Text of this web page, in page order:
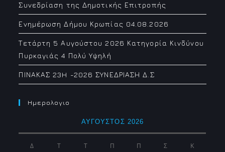
Συνεδρίαση της Δημοτικής Επιτροπής
Ενημέρωση Δήμου Κρωπίας 04.08.2026
Τετάρτη 5 Αυγούστου 2026 Κατηγορία Κινδύνου
Πυρκαγιάς 4 Πολύ Υψηλή
ΠΙΝΑΚΑΣ 23H -2026 ΣΥΝΕΔΡΙΑΣΗ Δ.Σ
Ημερολογιο
ΑΎΓΟΥΣΤΟΣ 2026
Δ Τ Τ Π Π Σ Κ